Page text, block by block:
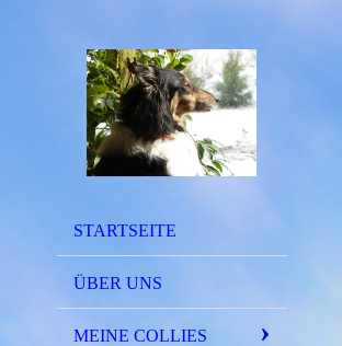
STARTSEITE
ÜBER UNS
MEINE COLLIES